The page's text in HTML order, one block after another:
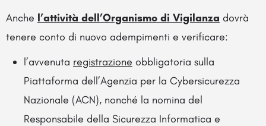
Anche l’attività dell’Organismo di Vigilanza dovrà
tenere conto di nuovo adempimenti e verificare:
l’avvenuta registrazione obbligatoria sulla
Piattaforma dell’Agenzia per la Cybersicurezza
Nazionale (ACN), nonché la nomina del
Responsabile della Sicurezza Informatica e